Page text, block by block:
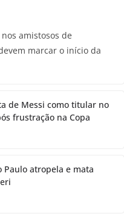
amistosos de
marcar o início da
de Messi como titular no
frustração na Copa
Paulo atropela e mata